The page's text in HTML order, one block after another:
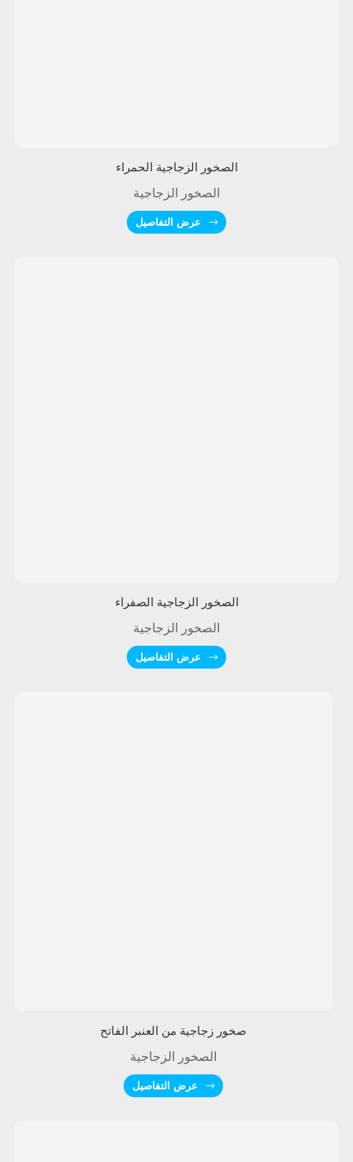
الصخور الزجاجية الحمراء
الصخور الزجاجية
عرض التفاصيل
الصخور الزجاجية الصفراء
الصخور الزجاجية
عرض التفاصيل
صخور زجاجية من العنبر الفاتح
الصخور الزجاجية
عرض التفاصيل